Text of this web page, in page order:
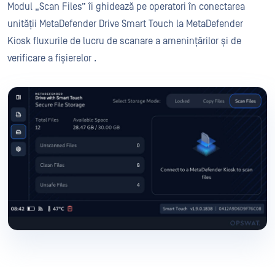
Modul „Scan Files” îi ghidează pe operatori în conectarea
unității MetaDefender Drive Smart Touch la MetaDefender
Kiosk fluxurile de lucru de scanare a amenințărilor și de
verificare a fișierelor .